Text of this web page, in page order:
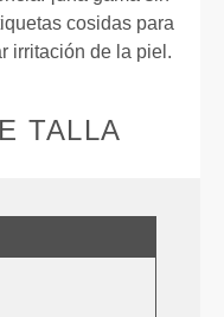
cosidas para
irritación de la piel.
TALLA